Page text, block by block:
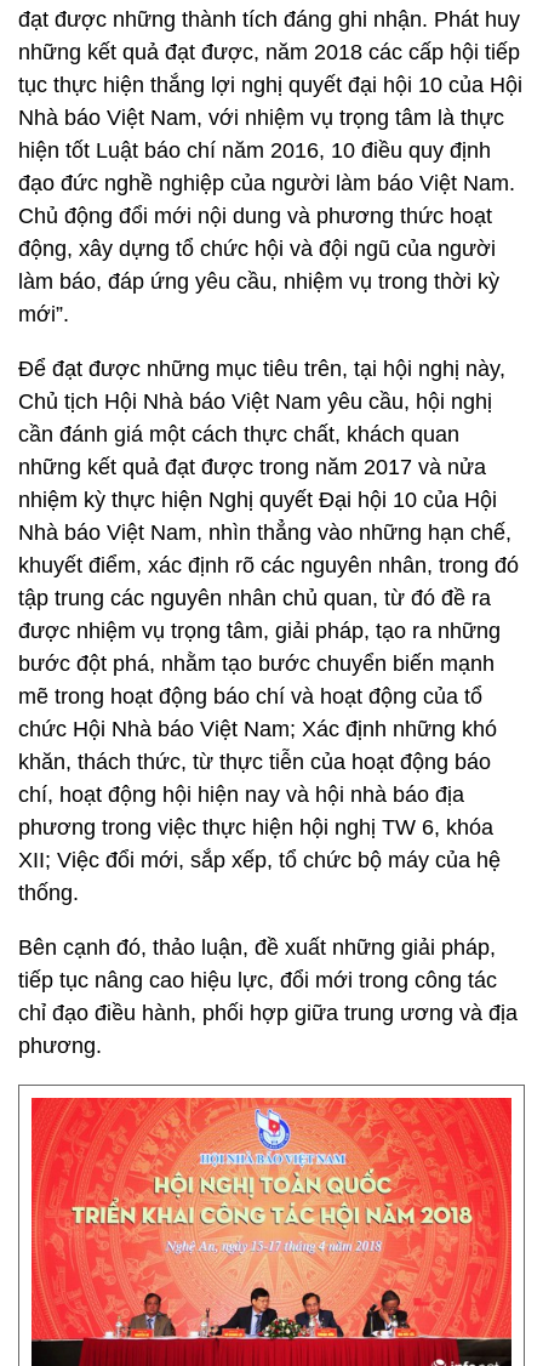
đạt được những thành tích đáng ghi nhận. Phát huy
những kết quả đạt được, năm 2018 các cấp hội tiếp
tục thực hiện thắng lợi nghị quyết đại hội 10 của Hội
Nhà báo Việt Nam, với nhiệm vụ trọng tâm là thực
hiện tốt Luật báo chí năm 2016, 10 điều quy định
đạo đức nghề nghiệp của người làm báo Việt Nam.
Chủ động đổi mới nội dung và phương thức hoạt
động, xây dựng tổ chức hội và đội ngũ của người
làm báo, đáp ứng yêu cầu, nhiệm vụ trong thời kỳ
mới”.
Để đạt được những mục tiêu trên, tại hội nghị này,
Chủ tịch Hội Nhà báo Việt Nam yêu cầu, hội nghị
cần đánh giá một cách thực chất, khách quan
những kết quả đạt được trong năm 2017 và nửa
nhiệm kỳ thực hiện Nghị quyết Đại hội 10 của Hội
Nhà báo Việt Nam, nhìn thẳng vào những hạn chế,
khuyết điểm, xác định rõ các nguyên nhân, trong đó
tập trung các nguyên nhân chủ quan, từ đó đề ra
được nhiệm vụ trọng tâm, giải pháp, tạo ra những
bước đột phá, nhằm tạo bước chuyển biến mạnh
mẽ trong hoạt động báo chí và hoạt động của tổ
chức Hội Nhà báo Việt Nam; Xác định những khó
khăn, thách thức, từ thực tiễn của hoạt động báo
chí, hoạt động hội hiện nay và hội nhà báo địa
phương trong việc thực hiện hội nghị TW 6, khóa
XII; Việc đổi mới, sắp xếp, tổ chức bộ máy của hệ
thống.
Bên cạnh đó, thảo luận, đề xuất những giải pháp,
tiếp tục nâng cao hiệu lực, đổi mới trong công tác
chỉ đạo điều hành, phối hợp giữa trung ương và địa
phương.